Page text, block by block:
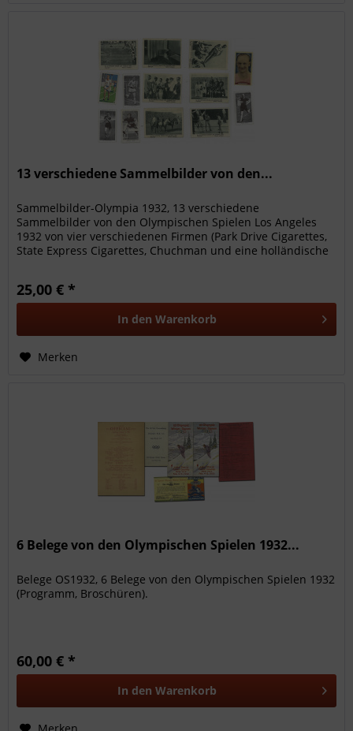
13 verschiedene Sammelbilder von den...
Sammelbilder-Olympia 1932, 13 verschiedene
Sammelbilder von den Olympischen Spielen Los Angeles
1932 von vier verschiedenen Firmen (Park Drive Cigarettes,
State Express Cigarettes, Chuchman und eine holländische
25,00 € *
In den Warenkorb
Merken
6 Belege von den Olympischen Spielen 1932...
Belege OS1932, 6 Belege von den Olympischen Spielen 1932
(Programm, Broschüren).
60,00 € *
In den Warenkorb
Merken